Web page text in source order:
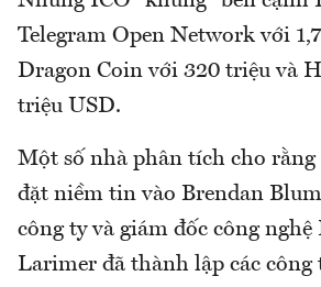
Telegram Open Network với
Dragon Coin với 320 triệu và
triệu USD.
Một số nhà phân tích cho rằng
đặt niềm tin vào Brendan
công ty và giám đốc công
Larimer đã thành lập các công